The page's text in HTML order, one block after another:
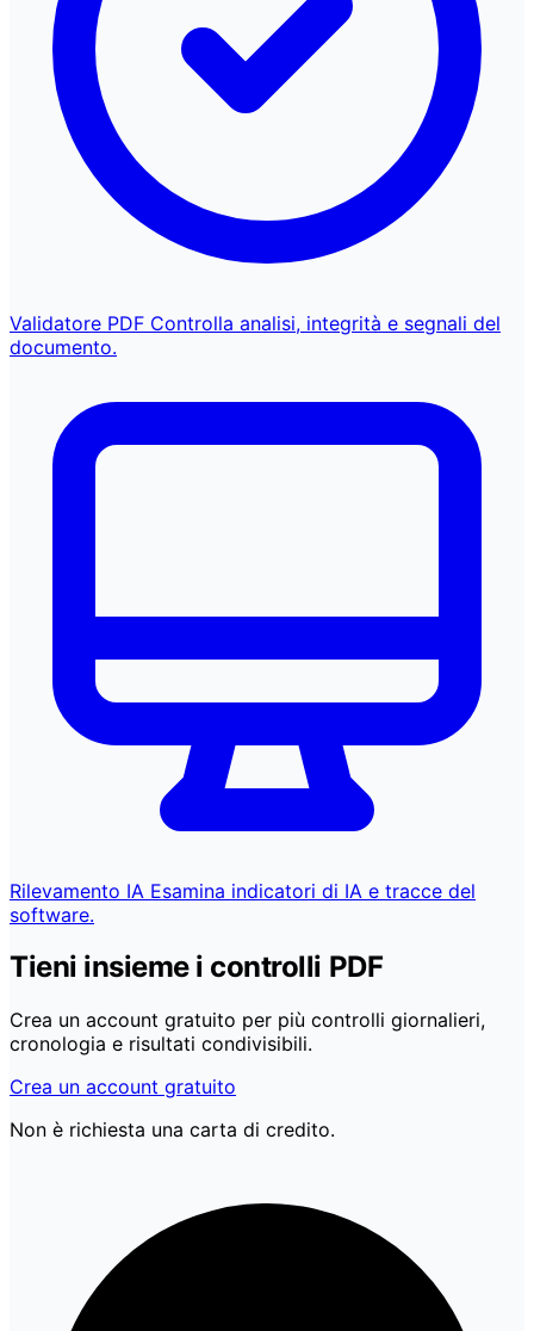
Validatore PDF Controlla analisi, integrità e segnali del
documento.
Rilevamento IA Esamina indicatori di IA e tracce del
software.
Tieni insieme i controlli PDF
Crea un account gratuito per più controlli giornalieri,
cronologia e risultati condivisibili.
Crea un account gratuito
Non è richiesta una carta di credito.